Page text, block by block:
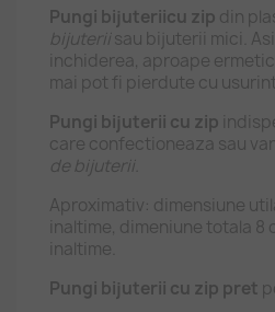
Pungi bijuteriicu zip din
bijuteriisau bijuterii mici.
inchiderea, aproape
mai pot fi pierdute cu
Pungi bijuterii cu zip
care confectioneaza sau
de bijuterii.
Aproximativ: dimensiune
inaltime, dimeniune totala 8
inaltime.
Pungi bijuterii cu zip pret